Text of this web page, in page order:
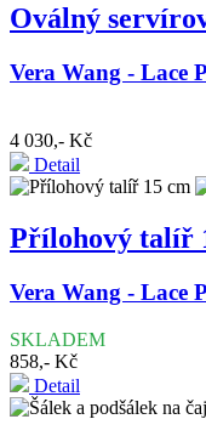
Oválný
Vera Wang - Lace
4 030,- Kč
Detail
Přílohový talíř
Vera Wang - Lace
SKLADEM
858,- Kč
Detail